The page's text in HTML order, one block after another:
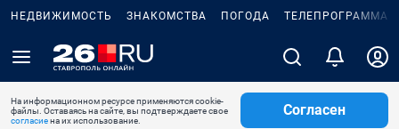
НЕДВИЖИМОСТЬ ЗНАКОМСТВА ПОГОДА ТЕЛЕПРОГРАММА
На информационном ресурсе применяются cookie-
файлы. Оставаясь на сайте, вы подтверждаете свое
согласиена их использование.
Согласен